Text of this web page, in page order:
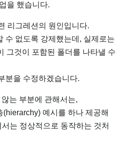
을 했습니다.
리그레션의 원인입니다.
수 없도록 강제했는데, 실제로는
그것이 포함된 폴더를 나타낼 수
분을 수정하겠습니다.
는 부분에 관해서는,
예시를 하나 제공해
는 정상적으로 동작하는 것처